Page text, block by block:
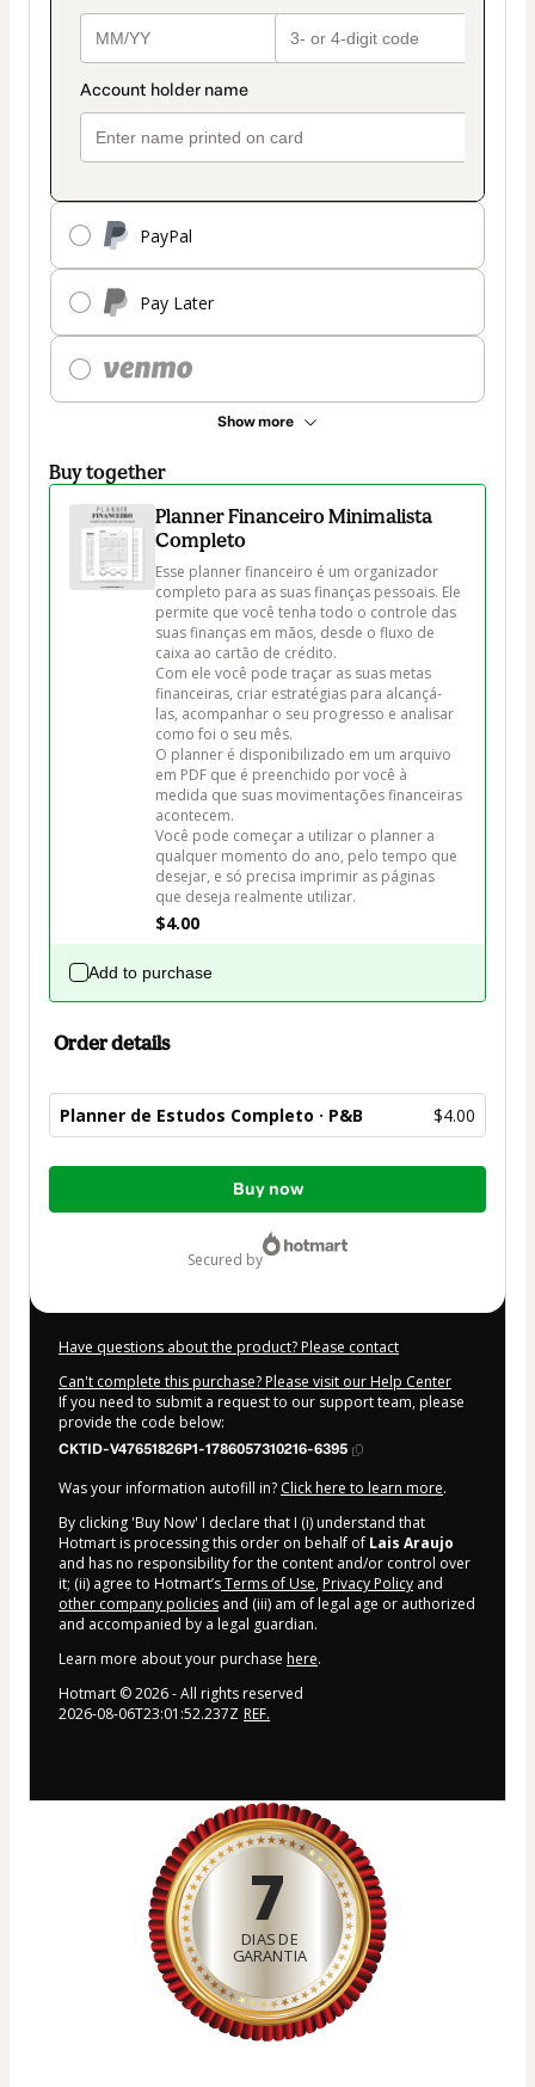
PayPal
Pay Later
Show more
Buy together
Planner Financeiro Minimalista
Completo
Esse planner financeiro é um organizador
completo para as suas finanças pessoais. Ele
permite que você tenha todo o controle das
suas finanças em mãos, desde o fluxo de
caixa ao cartão de crédito.
Com ele você pode traçar as suas metas
financeiras, criar estratégias para alcançá-
las, acompanhar o seu progresso e analisar
como foi o seu mês.
O planner é disponibilizado em um arquivo
em PDF que é preenchido por você à
medida que suas movimentações financeiras
acontecem.
Você pode começar a utilizar o planner a
qualquer momento do ano, pelo tempo que
desejar, e só precisa imprimir as páginas
que deseja realmente utilizar.
$4.00
Add to purchase
Order details
Planner de Estudos Completo · P&B $4.00
Total
Buy now
secured by
Have questions about the product? Please contact
Can't complete this purchase? Please visit our Help Center
If you need to submit a request to our support team, please
provide the code below:
CKTID-V47651826P1-1786057310216-6395
Was your information autofill in? Click here to learn more.
By clicking 'Buy Now' I declare that I (i) understand that
Hotmart is processing this order on behalf of Lais Araujo
and has no responsibility for the content and/or control over
it; (ii) agree to Hotmart’sTerms of Use, Privacy Policy and
other company policies and (iii) am of legal age or authorized
and accompanied by a legal guardian.
Learn more about your purchase here.
Hotmart ©2026- All rights reserved
2026-08-06T23:01:52.237Z REF.
7
DIAS DE
GARANTIA